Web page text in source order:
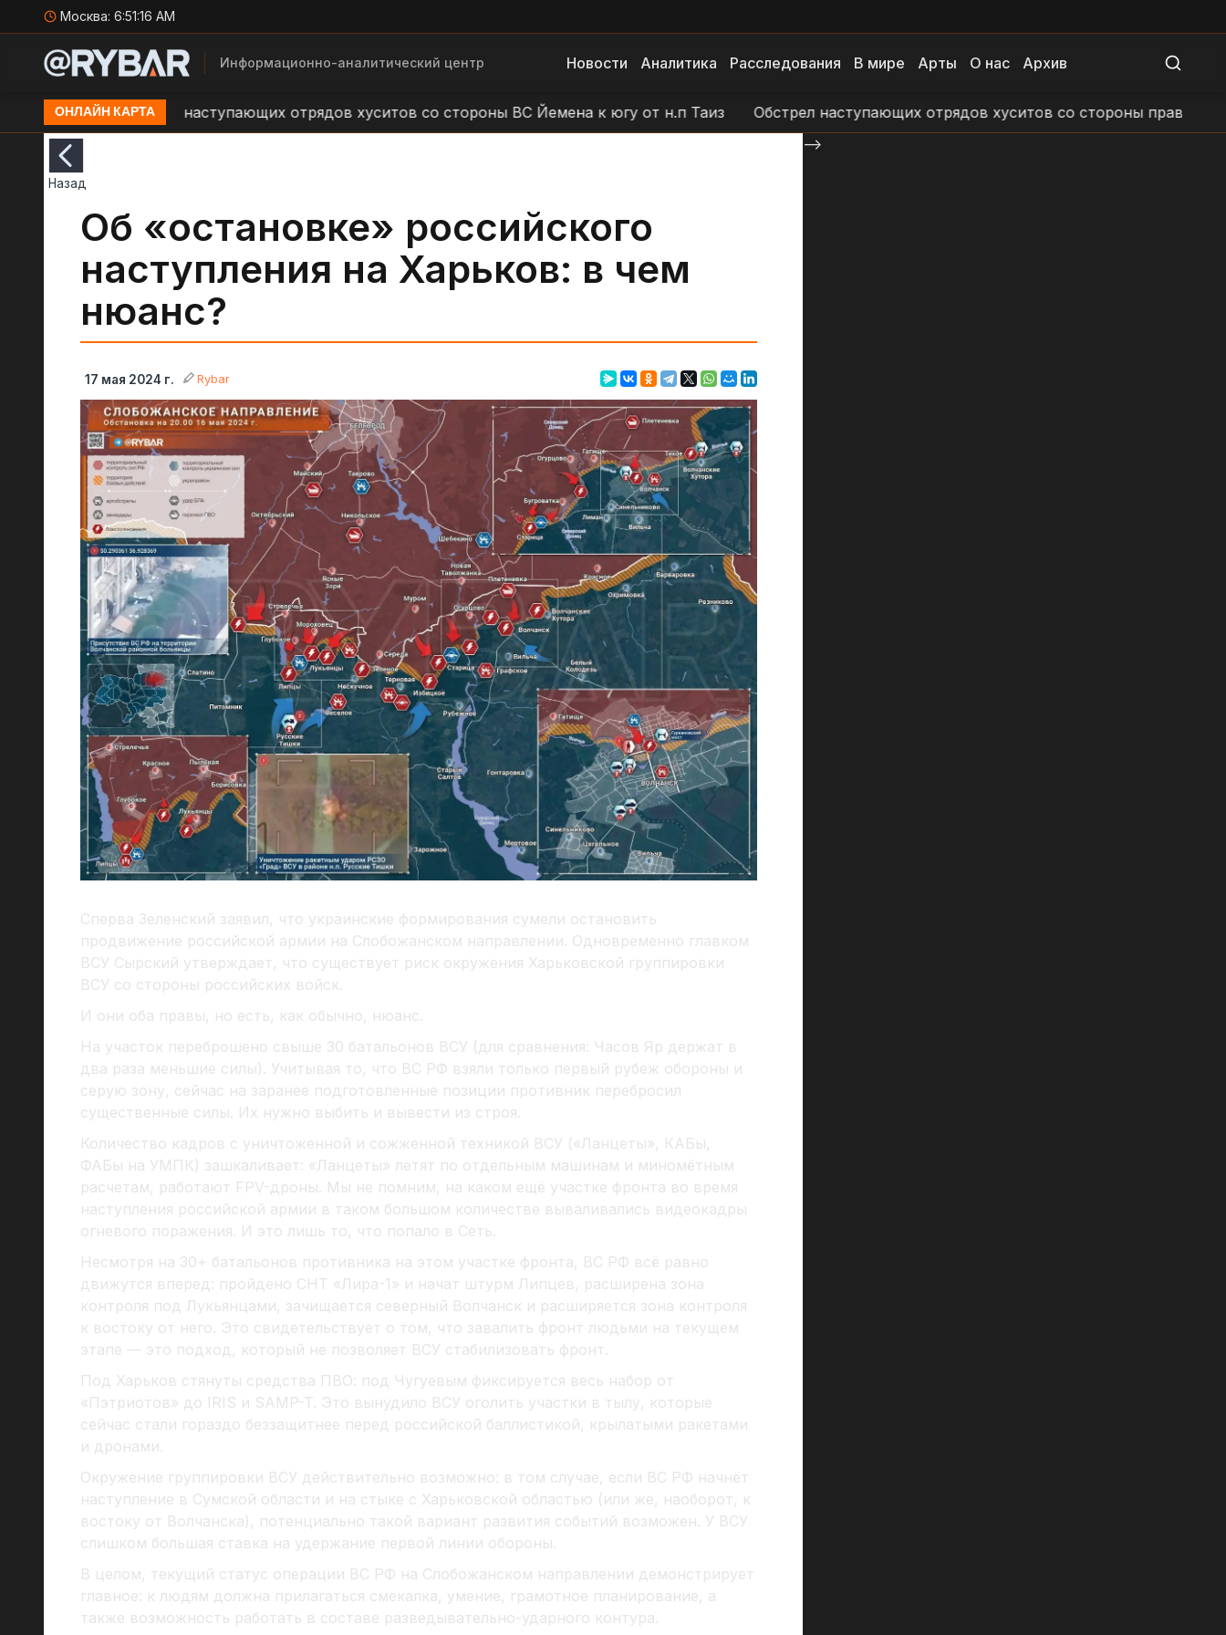
Москва: 6:51:17 AM
Информационно-аналитический центр Новости Аналитика Расследования В мире Арты О нас Архив
ОНЛАЙН КАРТА
об обстрелах наступающих отрядов хуситов со стороны ВС Йемена к югу от н.п Таиз Обстрел наступающих отрядов хуситов со стороны
Назад
Об «остановке» российского
наступления на Харьков: в чем
нюанс?
17 мая 2024 г. Rybar
Сперва Зеленский заявил, что украинские формирования сумели остановить
продвижение российской армии на Слобожанском направлении. Одновременно главком
ВСУ Сырский утверждает, что существует риск окружения Харьковской группировки
ВСУ со стороны российских войск.
И они оба правы, но есть, как обычно, нюанс.
На участок переброшено свыше 30 батальонов ВСУ (для сравнения: Часов Яр держат в
два раза меньшие силы). Учитывая то, что ВС РФ взяли только первый рубеж обороны и
серую зону, сейчас на заранее подготовленные позиции противник перебросил
существенные силы. Их нужно выбить и вывести из строя.
Количество кадров с уничтоженной и сожженной техникой ВСУ («Ланцеты», КАБы,
ФАБы на УМПК) зашкаливает: «Ланцеты» летят по отдельным машинам и миномётным
расчетам, работают FPV-дроны. Мы не помним, на каком ещё участке фронта во время
наступления российской армии в таком большом количестве вываливались видеокадры
огневого поражения. И это лишь то, что попало в Сеть.
Несмотря на 30+ батальонов противника на этом участке фронта, ВС РФ всё равно
движутся вперед: пройдено СНТ «Лира-1» и начат штурм Липцев, расширена зона
контроля под Лукьянцами, зачищается северный Волчанск и расширяется зона контроля
к востоку от него. Это свидетельствует о том, что завалить фронт людьми на текущем
этапе — это подход, который не позволяет ВСУ стабилизовать фронт.
Под Харьков стянуты средства ПВО: под Чугуевым фиксируется весь набор от
«Пэтриотов» до IRIS и SAMP-T. Это вынудило ВСУ оголить участки в тылу, которые
сейчас стали гораздо беззащитнее перед российской баллистикой, крылатыми ракетами
и дронами.
Окружение группировки ВСУ действительно возможно: в том случае, если ВС РФ начнёт
наступление в Сумской области и на стыке с Харьковской областью (или же, наоборот, к
востоку от Волчанска), потенциально такой вариант развития событий возможен. У ВСУ
слишком большая ставка на удержание первой линии обороны.
В целом, текущий статус операции ВС РФ на Слобожанском направлении демонстрирует
главное: к людям должна прилагаться смекалка, умение, грамотное планирование, а
также возможность работать в составе разведывательно-ударного контура.
-->